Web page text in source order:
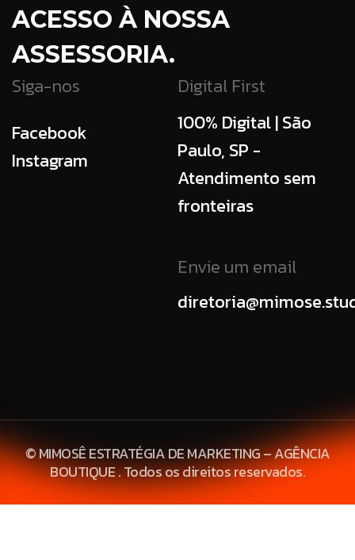
ACESSO À NOSSA
ASSESSORIA.
Siga-nos
Facebook
Instagram
Digital First
100% Digital | São
Paulo, SP -
Atendimento sem
fronteiras
Envie um email
© MIMOSÊ ESTRATÉGIA DE MARKETING – AGÊNCIA
BOUTIQUE . Todos os direitos reservados.